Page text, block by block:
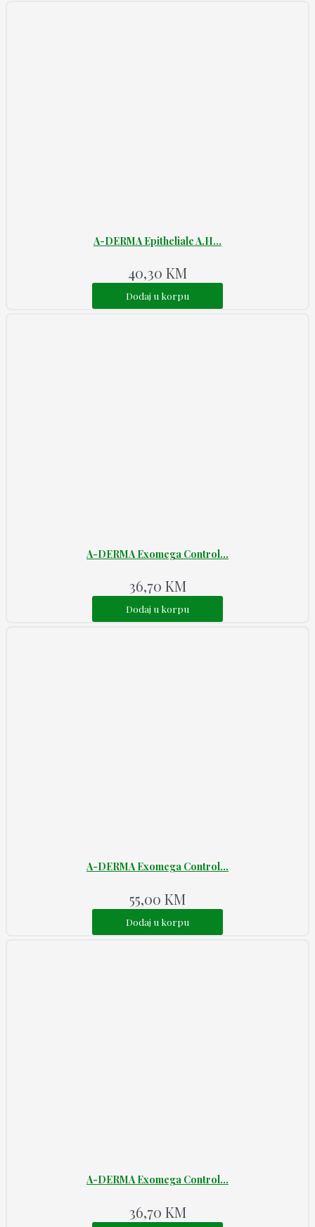
A-DERMA Epitheliale A.H...
40,30 KM
Dodaj u korpu
A-DERMA Exomega Control...
36,70 KM
Dodaj u korpu
A-DERMA Exomega Control...
55,00 KM
Dodaj u korpu
A-DERMA Exomega Control...
36,70 KM